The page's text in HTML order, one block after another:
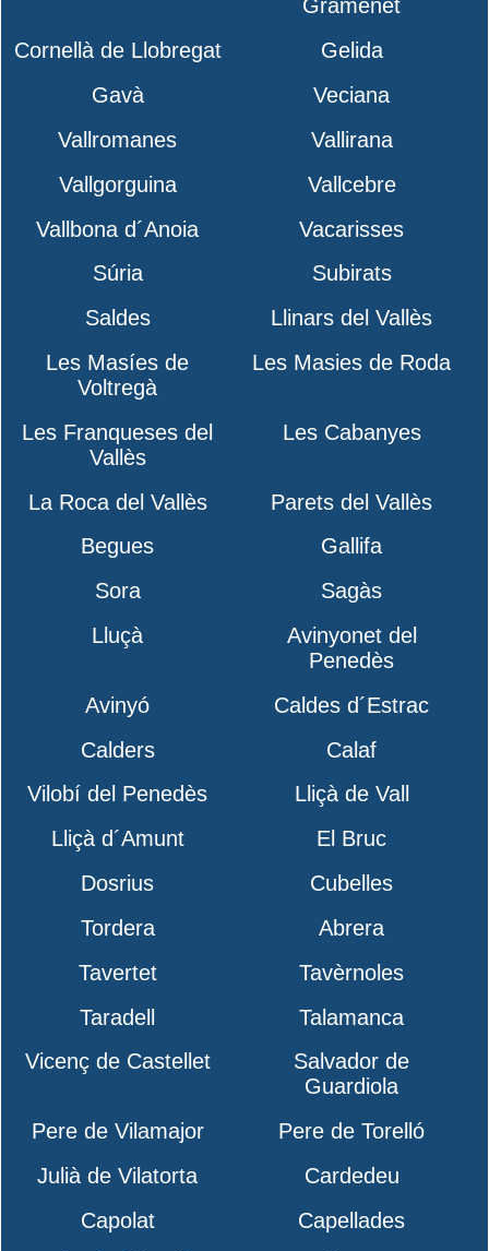
Gramenet
Cornellà de Llobregat
Gelida
Gavà
Veciana
Vallromanes
Vallirana
Vallgorguina
Vallcebre
Vallbona d´Anoia
Vacarisses
Súria
Subirats
Saldes
Llinars del Vallès
Les Masíes de
Voltregà
Les Masies de Roda
Les Franqueses del
Vallès
Les Cabanyes
La Roca del Vallès
Parets del Vallès
Begues
Gallifa
Sora
Sagàs
Lluçà
Avinyonet del
Penedès
Avinyó
Caldes d´Estrac
Calders
Calaf
Vilobí del Penedès
Lliçà de Vall
Lliçà d´Amunt
El Bruc
Dosrius
Cubelles
Tordera
Abrera
Tavertet
Tavèrnoles
Taradell
Talamanca
Vicenç de Castellet
Salvador de
Guardiola
Pere de Vilamajor
Pere de Torelló
Julià de Vilatorta
Cardedeu
Capolat
Capellades